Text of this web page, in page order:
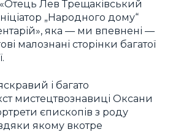
Лев Трещаківський
„Народного дому“
яка — ми впевнені —
малознані сторінки багатої
і багато
мистецтвознавиці Оксани
єпископів з роду
якому вкотре